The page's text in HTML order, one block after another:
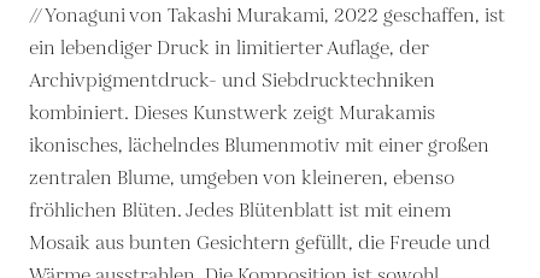
// Yonaguni von Takashi Murakami, 2022 geschaffen, ist
ein lebendiger Druck in limitierter Auflage, der
Archivpigmentdruck- und Siebdrucktechniken
kombiniert. Dieses Kunstwerk zeigt Murakamis
ikonisches, lächelndes Blumenmotiv mit einer großen
zentralen Blume, umgeben von kleineren, ebenso
fröhlichen Blüten. Jedes Blütenblatt ist mit einem
Mosaik aus bunten Gesichtern gefüllt, die Freude und